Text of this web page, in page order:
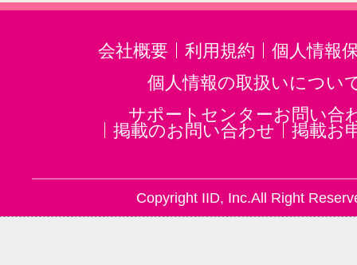
会社概要 利用規約
個人情報
個人情報の取扱いについ
サポートセンターお問い合
掲載のお問い合わせ
掲載お
Copyright IID, Inc.All Right